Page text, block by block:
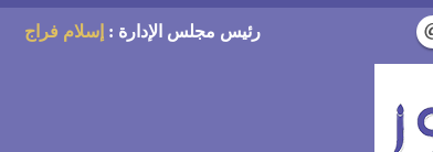
رئيس مجلس الإدارة : إسلام فراج